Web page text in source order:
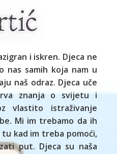
i iskren. Djeca ne
nas samih koja nam u
naš odraz. Djeca uče
znanja o svijetu i
vlastito istraživanje
Mi im trebamo da ih
kad im treba pomoći,
put. Djeca su naša